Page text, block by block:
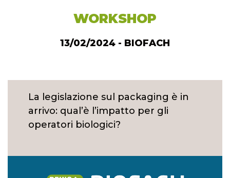
WORKSHOP
13/02/2024 - BIOFACH
La legislazione sul packaging è in
arrivo: qual’è l’impatto per gli
operatori biologici?